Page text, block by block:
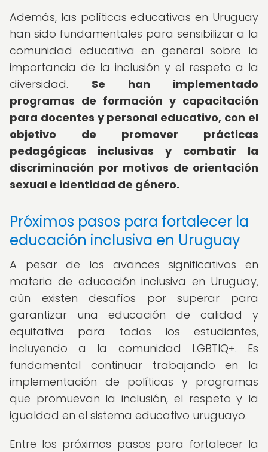
Además, las políticas educativas en Uruguay
han sido fundamentales para sensibilizar a la
comunidad educativa en general sobre la
importancia de la inclusión y el respeto a la
diversidad. Se han implementado
programas de formación y capacitación
para docentes y personal educativo, con el
objetivo de promover prácticas
pedagógicas inclusivas y combatir la
discriminación por motivos de orientación
sexual e identidad de género.
Próximos pasos para fortalecer la
educación inclusiva en Uruguay
A pesar de los avances significativos en
materia de educación inclusiva en Uruguay,
aún existen desafíos por superar para
garantizar una educación de calidad y
equitativa para todos los estudiantes,
incluyendo a la comunidad LGBTIQ+. Es
fundamental continuar trabajando en la
implementación de políticas y programas
que promuevan la inclusión, el respeto y la
igualdad en el sistema educativo uruguayo.
Entre los próximos pasos para fortalecer la